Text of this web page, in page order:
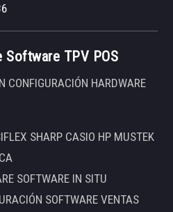
Software TPV POS
CONFIGURACIÓN HARDWARE
SHARP CASIO HP MUSTEK
SOFTWARE IN SITU
SOFTWARE VENTAS